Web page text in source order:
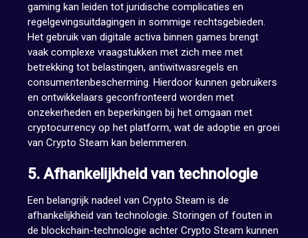
gaming kan leiden tot juridische complicaties en
regelgevingsuitdagingen in sommige rechtsgebieden.
Het gebruik van digitale activa binnen games brengt
vaak complexe vraagstukken met zich mee met
betrekking tot belastingen, antiwitwasregels en
consumentenbescherming. Hierdoor kunnen gebruikers
en ontwikkelaars geconfronteerd worden met
onzekerheden en beperkingen bij het omgaan met
cryptocurrency op het platform, wat de adoptie en groei
van Crypto Steam kan belemmeren.
5. Afhankelijkheid van technologie
Een belangrijk nadeel van Crypto Steam is de
afhankelijkheid van technologie. Storingen of fouten in
de blockchain-technologie achter Crypto Steam kunnen